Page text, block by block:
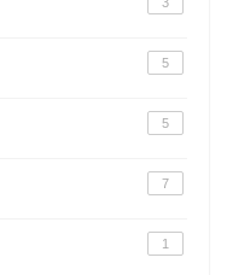
5
5
7
1